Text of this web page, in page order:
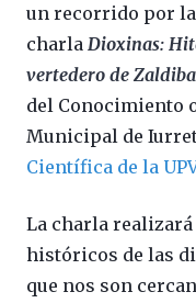
un recorrido por
charla Dioxinas:
vertedero de
del Conocimiento
Municipal de
Científica de la
La charla
históricos de las
que nos son